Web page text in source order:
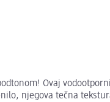
Ovaj
njegova tečna